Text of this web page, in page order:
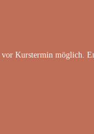
Kurstermin möglich.